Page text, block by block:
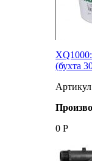
(бухта
0 Р